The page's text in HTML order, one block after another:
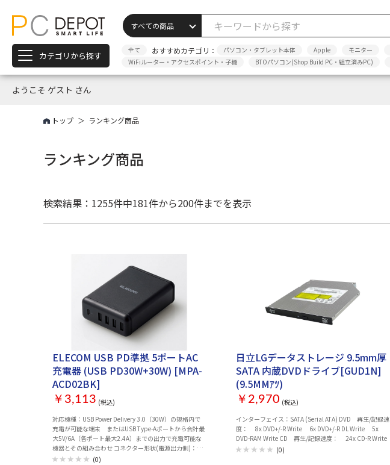
カテゴリから探す 全て おすすめカテゴリ： パソコン・タブレット本体 Apple モニター
WiFiルーター・アクセスポイント・子機
BTOパソコン(Shop Build PC・組立済みPC)
ようこそ ゲスト さん
トップ ランキング商品
ランキング商品
検索結果：1255件中181件から200件までを表示
ELECOM USB PD準拠 5ポートAC
充電器 (USB PD30W+30W) [MPA-
ACD02BK]
￥3,113 (税込)
対応機種：USB Power Delivery 3.0（30W）の規格内で
充電が可能な端末 またはUSB Type-Aポートから合計最
大5V/6A（各ポート最大2.4A）までの出力で充電可能な
機器とその組み合わせ コネクター形状(電源出力側)：
USB Type-C（USB-C）メス×1 USB Aメス×4 定格入力
(0)
日立LGデータストレージ 9.5mm厚
SATA 内蔵DVDドライブ[GUD1N]
(9.5MMｱﾂ)
￥2,970 (税込)
インターフェイス：SATA (Serial ATA) DVD 再生/記録速
度： 8x DVD+/-R Write 6x DVD+/-R DL Write 5x
DVD-RAM Write CD 再生/記録速度： 24x CD-R Write
(0)